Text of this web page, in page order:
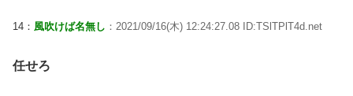
14： 風吹けば名無し ：2021/09/16(木) 12:24:27.08 ID:TSlTPlT4d.net
任せろ